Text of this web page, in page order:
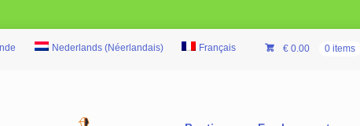
Nederlands(Néerlandais) Français €0.00 0 items